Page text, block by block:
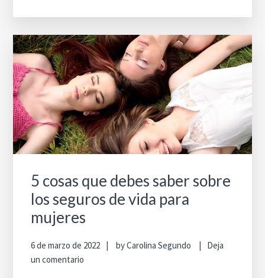
5 cosas que debes saber sobre
los seguros de vida para
mujeres
6 de marzo de 2022 byCarolina Segundo
Deja
un comentario